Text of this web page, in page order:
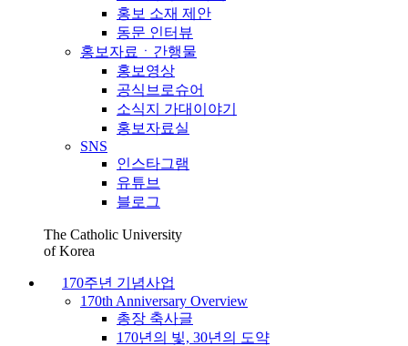
홍보 소재 제안
동문 인터뷰
홍보자료ㆍ간행물
홍보영상
공식브로슈어
소식지 가대이야기
홍보자료실
SNS
인스타그램
유튜브
블로그
The Catholic University
of Korea
170주년 기념사업
170th Anniversary Overview
총장 축사글
170년의 빛, 30년의 도약